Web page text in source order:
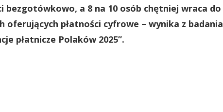
bezgotówkowo, a 8 na 10 osób chętniej wraca do
oferujących płatności cyfrowe – wynika z badania
płatnicze Polaków 2025”.